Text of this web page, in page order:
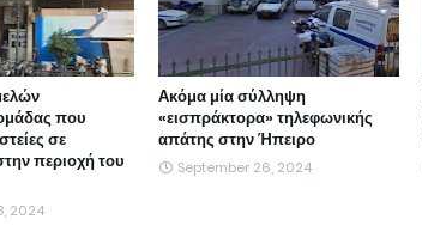
που
σε
περιοχή του
2024
Ακόμα μία σύλληψη
«εισπράκτορα» τηλεφωνικής
απάτης στην Ήπειρο
September 26, 2024